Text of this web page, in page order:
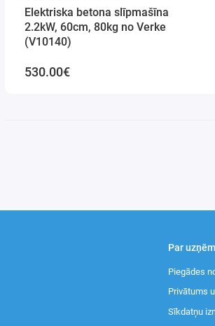
Elektriska betona slīpmašīna
2.2kW, 60cm, 80kg no Verke
(V10140)
530.00€
Par
Piegādes
Privātums
Sīkdatņu